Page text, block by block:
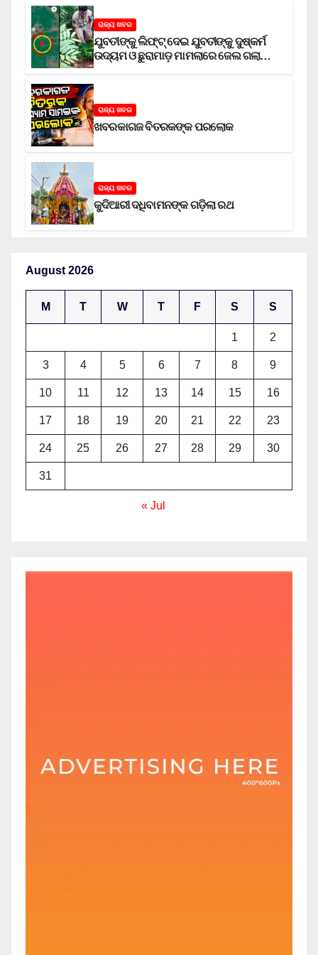
ରାଜ୍ୟ ଖବର
ଯୁବତୀଙ୍କୁ ଲିଫ୍‌ଟ୍‌ ଦେଇ ଯୁବତୀଙ୍କୁ ଦୁଷ୍କର୍ମ
ଉଦ୍ୟମ ଓ ଛୁରାମାଡ଼ ମାମଲାରେ ଜେଲ ଗଲା
ରାଜ୍ୟ ଖବର
ଖବରକାଗଜ ବିତରକଙ୍କ ପରଲୋକ
ରାଜ୍ୟ ଖବର
କୁଦିଆରୀ ଦଧିବାମନଙ୍କ ଗଡ଼ିଲା ରଥ
August 2026
M T W T F S S
1 2
3 4 5 6 7 8 9
10 11 12 13 14 15 16
17 18 19 20 21 22 23
24 25 26 27 28 29 30
31
« Jul